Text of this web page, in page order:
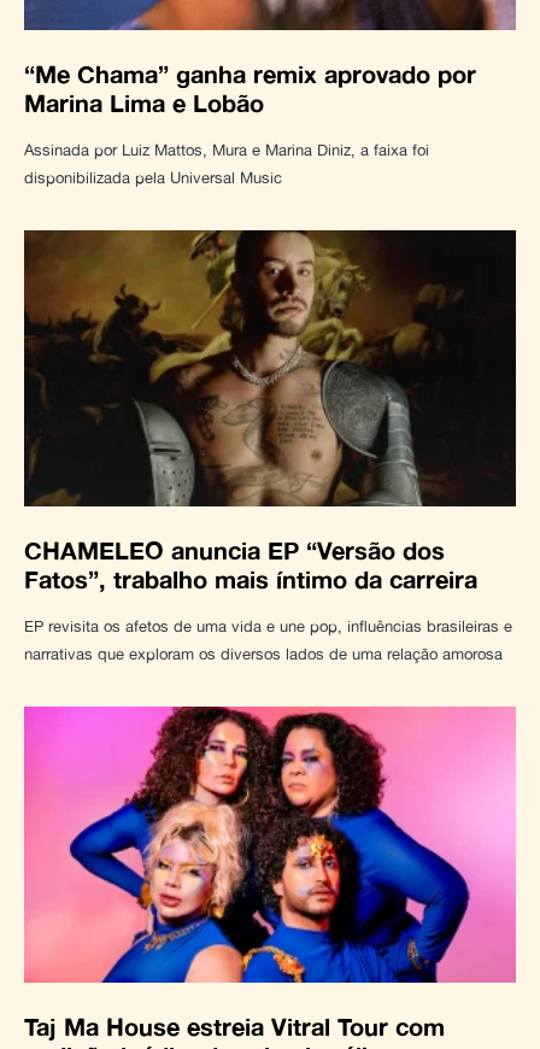
“Me Chama” ganha remix aprovado por
Marina Lima e Lobão
Assinada por Luiz Mattos, Mura e Marina Diniz, a faixa foi
disponibilizada pela Universal Music
CHAMELEO anuncia EP “Versão dos
Fatos”, trabalho mais íntimo da carreira
EP revisita os afetos de uma vida e une pop, influências brasileiras e
narrativas que exploram os diversos lados de uma relação amorosa
Taj Ma House estreia Vitral Tour com